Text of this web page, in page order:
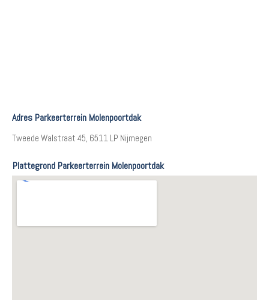
Adres Parkeerterrein Molenpoortdak
Tweede Walstraat 45, 6511 LP Nijmegen
Plattegrond Parkeerterrein Molenpoortdak